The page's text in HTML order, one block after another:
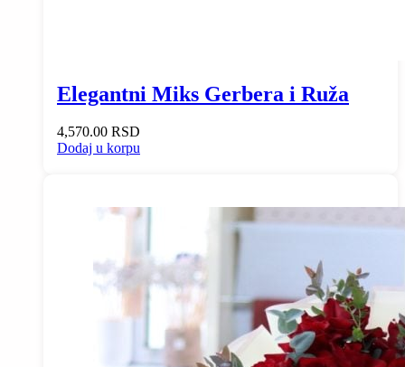
Elegantni Miks Gerbera i Ruža
4,570.00 RSD
Dodaj u korpu